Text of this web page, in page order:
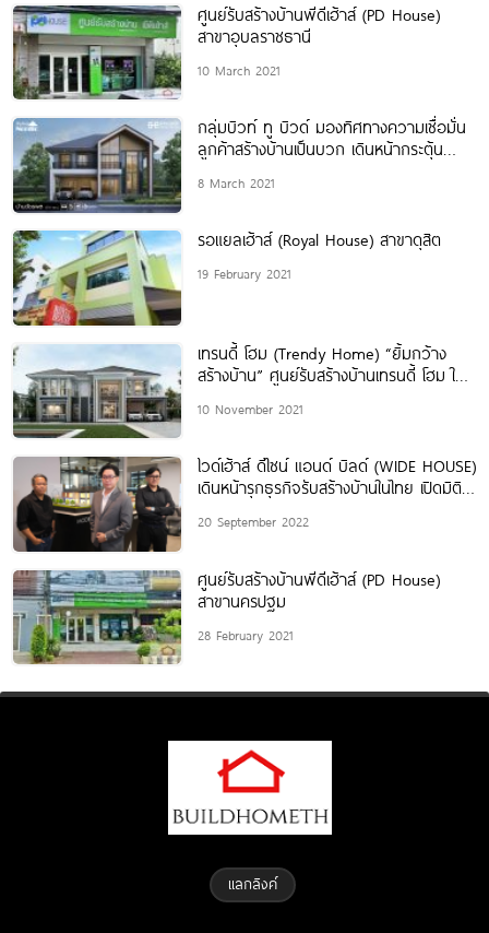
ศูนย์รับสร้างบ้านพีดีเฮ้าส์ (PD House)
สาขาอุบลราชธานี
10 March 2021
กลุ่มบิวท์ ทู บิวด์ มองทิศทางความเชื่อมั่น
ลูกค้าสร้างบ้านเป็นบวก เดินหน้ากระตุ้น
8 March 2021
รอแยลเฮ้าส์ (Royal House) สาขาดุสิต
19 February 2021
เทรนดี้ โฮม (Trendy Home) “ยิ้มกว้าง
สร้างบ้าน” ศูนย์รับสร้างบ้านเทรนดี้ โฮม ใน
10 November 2021
ไวด์เฮ้าส์ ดีไซน์ แอนด์ บิลด์ (WIDE HOUSE)
เดินหน้ารุกธุรกิจรับสร้างบ้านในไทย เปิดมิติ
แบบเติมเต็มทุกไลฟ์สไตล์อย่างแท้จริง
20 September 2022
ศูนย์รับสร้างบ้านพีดีเฮ้าส์ (PD House)
สาขานครปฐม
28 February 2021
แลกลิงค์